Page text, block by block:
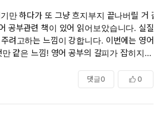
바로 여기였다. 나는 단어장도 많이 봤고,
했지만, 정작 입으로 소리 내어 말해본 문장
출력이 없었던 공부를 계속해왔던 것이다.
다. “정말 영어책 한 권을 통째로 외우라는
해, 저자는 오히려 더 현실적인 방법을 제
만 하다가 또 그냥 흐지부지 끝나버릴 거 같
공부관련 책이 있어 읽어보았습니다. 실질
려고하는 느낌이 강합니다. 이번에는 영어
같은 느낌! 영어 공부의 갈피가 잡히지 않
댓글0 0